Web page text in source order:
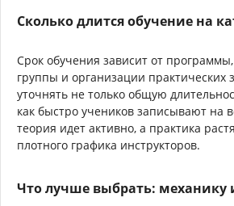
Сколько длится обучение на
Срок обучения зависит от
группы и организации практических
уточнять не только общую
как быстро учеников записывают на
теория идет активно, а практика
плотного графика инструкторов.
Что лучше выбрать: механику